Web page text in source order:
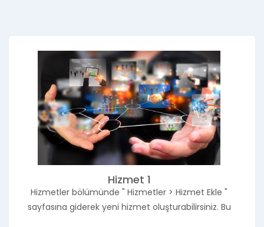
Hizmet 1
Hizmetler bölümünde " Hizmetler > Hizmet Ekle "
sayfasına giderek yeni hizmet oluşturabilirsiniz. Bu